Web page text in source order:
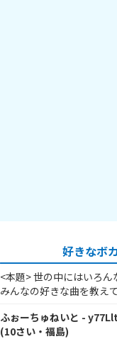
好きなボ
<本題> 世の中にはいろん
みんなの好きな曲を教え
くすりのんでねよう、ジ
ブ！(まだあるよ それじゃ
ふぉーちゅねいと -
(10さい・ 福島)